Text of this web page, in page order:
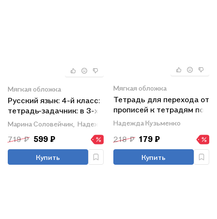
Мягкая обложка
Русский язык: 4-й класс:
тетрадь-задачник: в 3-х
частях. Часть 2
Марина Соловейчик, Надежда Кузьменко
719 ₽ 599 ₽
Купить
Мягкая обложка
Тетрадь для перехода от
прописей к тетрадям по
русскому языку: 1-2-е
классы
Надежда Кузьменко
218 ₽ 179 ₽
Купить